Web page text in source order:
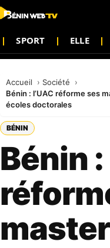
SPORT ELLE
Accueil
Société
Bénin : l’UAC réforme ses
écoles doctorales
BÉNIN
Bénin :